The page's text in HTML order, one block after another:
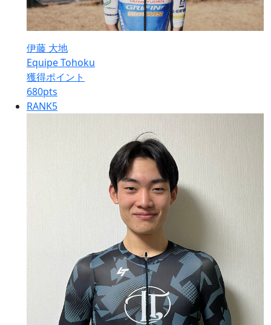
伊藤 大地
Equipe Tohoku
獲得ポイント
680pts
RANK5